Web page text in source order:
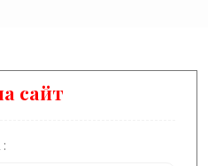
сайт